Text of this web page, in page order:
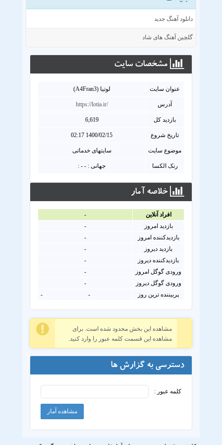
دانلود آهنگ جدید
گلچین آهنگ های شاد
مشخصات سايت
عنوان سايت لوتیا (A4Fran3)
آدرس https://lotia.ir/
بازدید کل 6,619
تاریخ شروع 1400/02/15 02:17
موضوع سایت سایتهای خدماتی
رنک الکسا جهانی : - - :
خلاصه آمار
افراد آنلاين
-
بازدید امروز
-
بازدیدکننده امروز
-
بازدید دیروز
-
بازدیدکننده دیروز
-
ورودی گوگل امروز
-
ورودی گوگل دیروز
-
پربیننده ترین روز
-
-
مشاهده این بخش محدود شده است. برای
مشاهده این قسمت کلمه عبور را وارد کنید.
دسترسی به گزارش ها
کلمه عبور :